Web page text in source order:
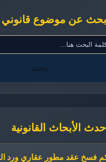
عن موضوع قانوني
بحث
الأبحاث القانونية
فسخ عقد مطور عقاري ورد